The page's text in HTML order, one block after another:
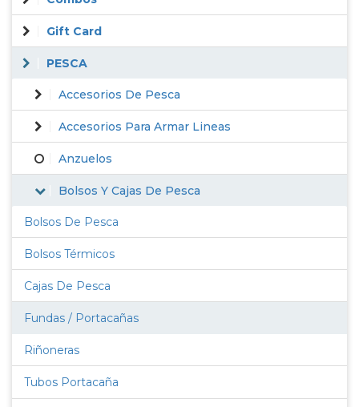
Gift Card
PESCA
Accesorios De Pesca
Accesorios Para Armar Lineas
Anzuelos
Bolsos Y Cajas De Pesca
Bolsos De Pesca
Bolsos Térmicos
Cajas De Pesca
Fundas / Portacañas
Riñoneras
Tubos Portacaña